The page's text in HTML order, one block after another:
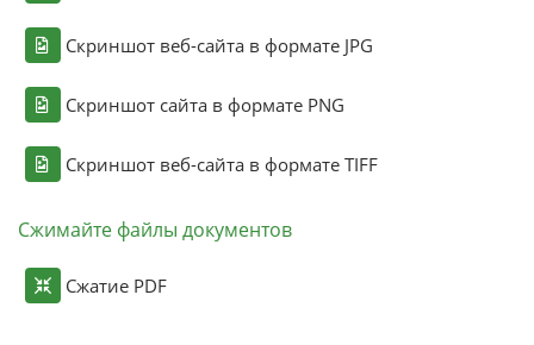
Скриншот веб-сайта в формате JPG
Скриншот сайта в формате PNG
Скриншот веб-сайта в формате TIFF
Сжимайте файлы документов
Сжатие PDF